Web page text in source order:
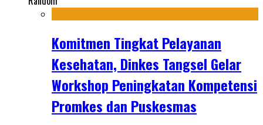
Komitmen Tingkat Pelayanan
Kesehatan, Dinkes Tangsel Gelar
Workshop Peningkatan Kompetensi
Promkes dan Puskesmas